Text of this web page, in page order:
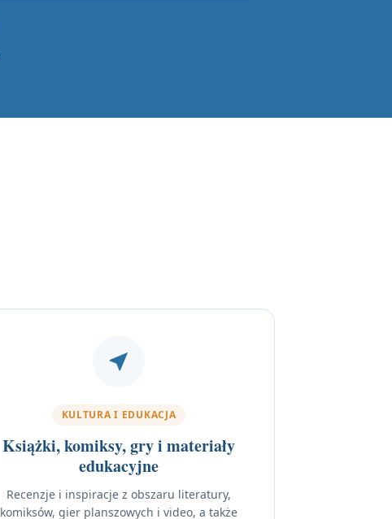
KULTURA I EDUKACJA
Książki, komiksy, gry i materiały
edukacyjne
Recenzje i inspiracje z obszaru literatury,
komiksów, gier planszowych i video, a także